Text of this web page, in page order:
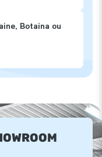
Botaina ou